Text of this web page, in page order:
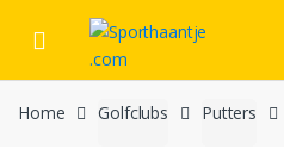
Home Golfclubs Putters